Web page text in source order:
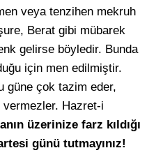
veya tenzihen mekruh
Berat gibi mübarek
gelirse böyledir. Bunda
için men edilmiştir.
güne çok tazim eder,
Hazret-i
üzerinize farz kıldığı
günü tutmayınız!